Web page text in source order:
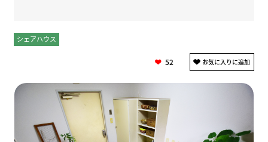
シェアハウス
52